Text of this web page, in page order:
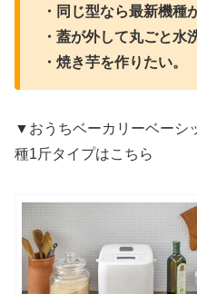
・同じ型なら最新機種
・蓋が外して丸ごと水
・焼き芋を作りたい。
▼おうちベーカリーベーシ
種1斤タイプはこちら